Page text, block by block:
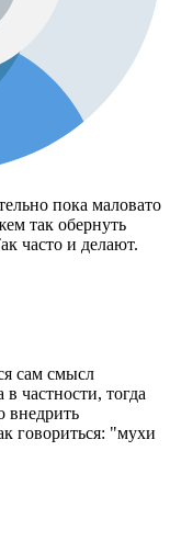
пока маловато
так обернуть
часто и делают.
сам смысл
частности, тогда
внедрить
говориться: "мухи